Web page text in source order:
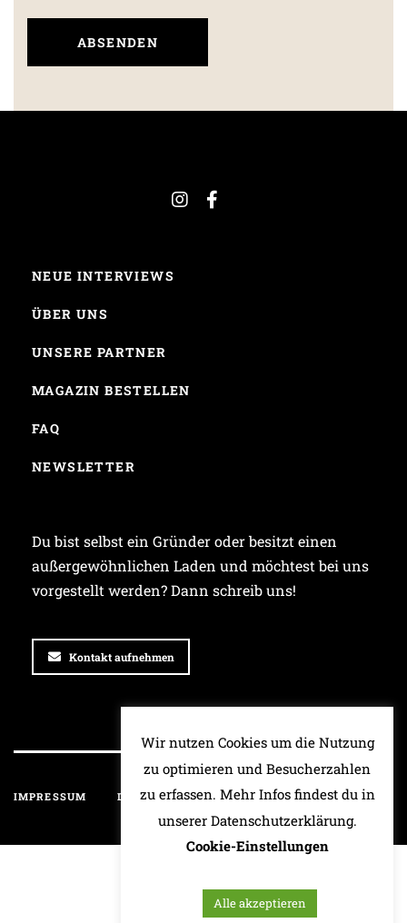
NEUE INTERVIEWS
ÜBER UNS
UNSERE PARTNER
MAGAZIN BESTELLEN
FAQ
NEWSLETTER
Du bist selbst ein Gründer oder besitzt einen
außergewöhnlichen Laden und möchtest bei uns
vorgestellt werden? Dann schreib uns!
Kontakt aufnehmen
IMPRESSUM DATENSCHUTZ HAFTUNGSAUSSCHLUSS
Wir nutzen Cookies um die Nutzung
zu optimieren und Besucherzahlen
zu erfassen. Mehr Infos findest du in
unserer Datenschutzerklärung.
Cookie-Einstellungen
Alle akzeptieren